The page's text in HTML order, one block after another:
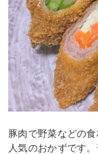
豚肉で野菜などの
人気のおかずです